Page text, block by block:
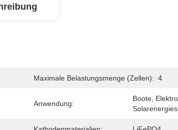
Maximale Belastungsmenge (zellen): 4
Anwendung:
Boote,